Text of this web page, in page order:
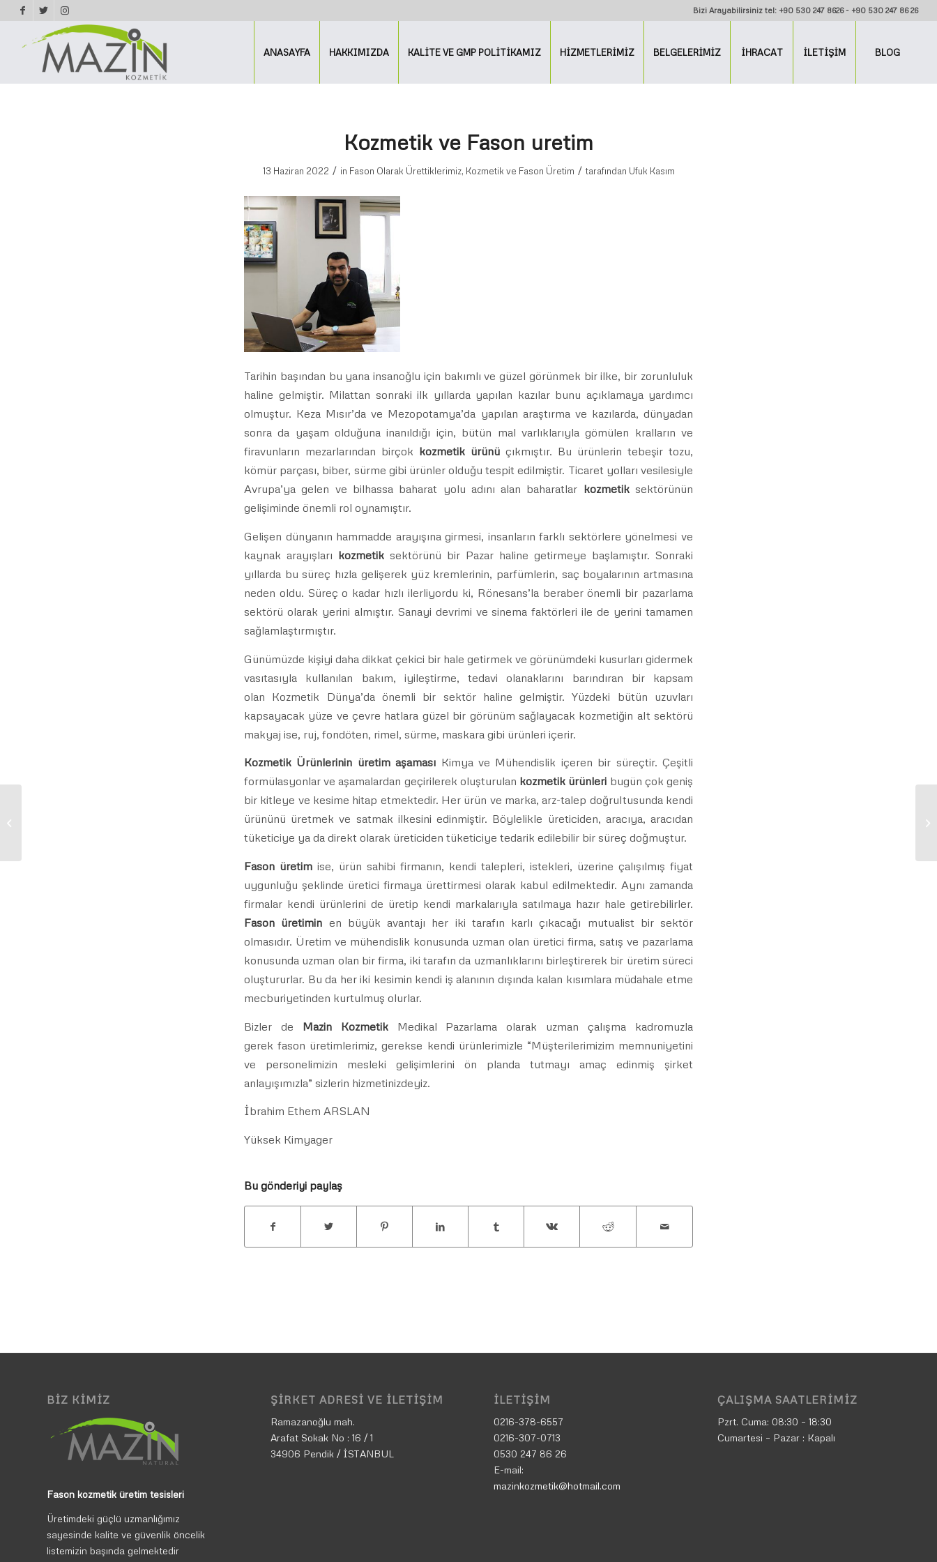
Bizi Arayabilirsiniz tel: +90 530 247 8626 - +90 530 247 86 26
ANASAYFA HAKKIMIZDA KALİTE VE GMP POLİTİKAMIZ HİZMETLERİMİZ BELGELERİMİZ İHRACAT İLETİŞİM BLOG
Kozmetik ve Fason uretim
13 Haziran 2022 / in Fason Olarak Ürettiklerimiz, Kozmetik ve Fason Üretim / tarafından Ufuk Kasım
Tarihin başından bu yana insanoğlu için bakımlı ve güzel görünmek bir ilke, bir zorunluluk
haline gelmiştir. Milattan sonraki ilk yıllarda yapılan kazılar bunu açıklamaya yardımcı
olmuştur. Keza Mısır’da ve Mezopotamya’da yapılan araştırma ve kazılarda, dünyadan
sonra da yaşam olduğuna inanıldığı için, bütün mal varlıklarıyla gömülen kralların ve
firavunların mezarlarından birçok kozmetik ürünü çıkmıştır. Bu ürünlerin tebeşir tozu,
kömür parçası, biber, sürme gibi ürünler olduğu tespit edilmiştir. Ticaret yolları vesilesiyle
Avrupa’ya gelen ve bilhassa baharat yolu adını alan baharatlar kozmetiksektörünün
gelişiminde önemli rol oynamıştır.
Gelişen dünyanın hammadde arayışına girmesi, insanların farklı sektörlere yönelmesi ve
kaynak arayışları kozmetik sektörünü bir Pazar haline getirmeye başlamıştır. Sonraki
yıllarda bu süreç hızla gelişerek yüz kremlerinin, parfümlerin, saç boyalarının artmasına
neden oldu. Süreç o kadar hızlı ilerliyordu ki, Rönesans’la beraber önemli bir pazarlama
sektörü olarak yerini almıştır. Sanayi devrimi ve sinema faktörleri ile de yerini tamamen
sağlamlaştırmıştır.
Günümüzde kişiyi daha dikkat çekici bir hale getirmek ve görünümdeki kusurları gidermek
vasıtasıyla kullanılan bakım, iyileştirme, tedavi olanaklarını barındıran bir kapsam
olan Kozmetik Dünya’da önemli bir sektör haline gelmiştir. Yüzdeki bütün uzuvları
kapsayacak yüze ve çevre hatlara güzel bir görünüm sağlayacak kozmetiğin alt sektörü
makyaj ise, ruj, fondöten, rimel, sürme, maskara gibi ürünleri içerir.
Kozmetik Ürünlerinin üretim aşaması Kimya ve Mühendislik içeren bir süreçtir. Çeşitli
formülasyonlar ve aşamalardan geçirilerek oluşturulan kozmetik ürünleri bugün çok geniş
bir kitleye ve kesime hitap etmektedir. Her ürün ve marka, arz-talep doğrultusunda kendi
ürününü üretmek ve satmak ilkesini edinmiştir. Böylelikle üreticiden, aracıya, aracıdan
tüketiciye ya da direkt olarak üreticiden tüketiciye tedarik edilebilir bir süreç doğmuştur.
Fason üretim ise, ürün sahibi firmanın, kendi talepleri, istekleri, üzerine çalışılmış fiyat
uygunluğu şeklinde üretici firmaya ürettirmesi olarak kabul edilmektedir. Aynı zamanda
firmalar kendi ürünlerini de üretip kendi markalarıyla satılmaya hazır hale getirebilirler.
Fason üretimin en büyük avantajı her iki tarafın karlı çıkacağı mutualist bir sektör
olmasıdır. Üretim ve mühendislik konusunda uzman olan üretici firma, satış ve pazarlama
konusunda uzman olan bir firma, iki tarafın da uzmanlıklarını birleştirerek bir üretim süreci
oluştururlar. Bu da her iki kesimin kendi iş alanının dışında kalan kısımlara müdahale etme
mecburiyetinden kurtulmuş olurlar.
Bizler de Mazin KozmetikMedikal Pazarlama olarak uzman çalışma kadromuzla
gerek fason üretimlerimiz, gerekse kendi ürünlerimizle “Müşterilerimizim memnuniyetini
ve personelimizin mesleki gelişimlerini ön planda tutmayı amaç edinmiş şirket
anlayışımızla” sizlerin hizmetinizdeyiz.
İbrahim Ethem ARSLAN
Yüksek Kimyager
Bu gönderiyi paylaş
BIZ KIMIZ
Fason kozmetik üretim tesisleri
Üretimdeki güçlü uzmanlığımız
sayesinde kalite ve güvenlik öncelik
listemizin başında gelmektedir
ŞIRKET ADRESI VE İLETIŞIM
Ramazanoğlu mah.
Arafat Sokak No : 16 / 1
34906 Pendik / İSTANBUL
İLETIŞIM
0216-378-6557
0216-307-0713
0530 247 86 26
E-mail:
mazinkozmetik@hotmail.com
ÇALIŞMA SAATLERIMIZ
Pzrt. Cuma: 08:30 – 18:30
Cumartesi – Pazar : Kapalı